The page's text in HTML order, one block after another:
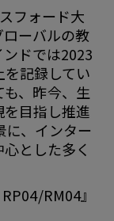
フォード大
ーバルの教
ドでは2023
記録してい
、昨今、生
目指し推進
に、インター
とした多く
RM04』